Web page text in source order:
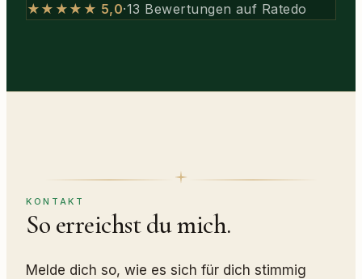
★★★★★ 5,0·13 Bewertungen auf Ratedo
KONTAKT
So erreichst du mich.
Melde dich so, wie es sich für dich stimmig